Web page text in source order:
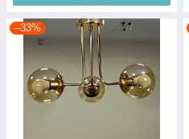
–33%